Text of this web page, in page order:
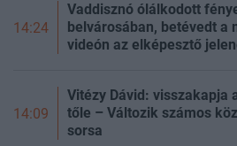
14:24
Vaddisznó ólálkodott
belvárosában, betévedt a
videón az elképesztő
14:09
Vitézy Dávid: visszakapja
tőle – Változik számos
sorsa